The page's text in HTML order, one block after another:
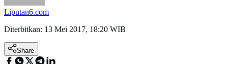
Liputan6.com
Diterbitkan: 13 Mei 2017, 18:20 WIB
Share